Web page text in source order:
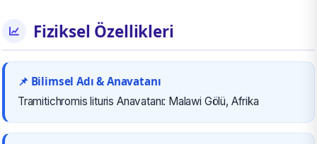
Fiziksel Özellikleri
📌 Bilimsel Adı & Anavatanı
Tramitichromis lituris Anavatanı: Malawi Gölü, Afrika